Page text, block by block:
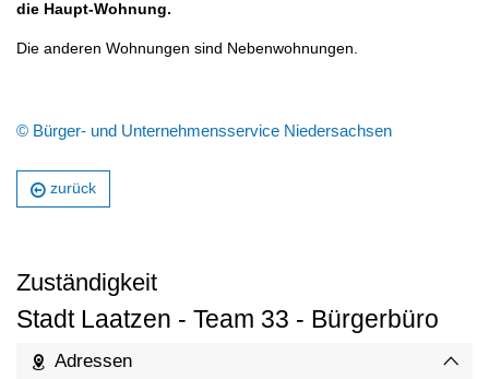
die Haupt-Wohnung.
Die anderen Wohnungen sind Nebenwohnungen.
© Bürger- und Unternehmensservice Niedersachsen
zurück
Zuständigkeit
Stadt Laatzen - Team 33 - Bürgerbüro
Adressen